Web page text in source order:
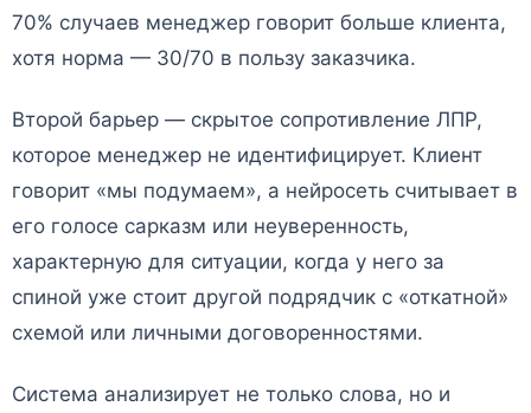
70% случаев менеджер говорит больше клиента,
хотя норма — 30/70 в пользу заказчика.
Второй барьер — скрытое сопротивление ЛПР,
которое менеджер не идентифицирует. Клиент
говорит «мы подумаем», а нейросеть считывает в
его голосе сарказм или неуверенность,
характерную для ситуации, когда у него за
спиной уже стоит другой подрядчик с «откатной»
схемой или личными договоренностями.
Система анализирует не только слова, но и